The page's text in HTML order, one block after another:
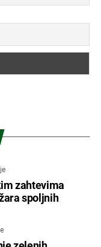
zahtevima
spoljnih